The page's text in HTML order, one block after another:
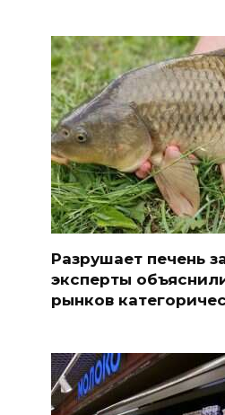
Разрушает печень
эксперты
рынков